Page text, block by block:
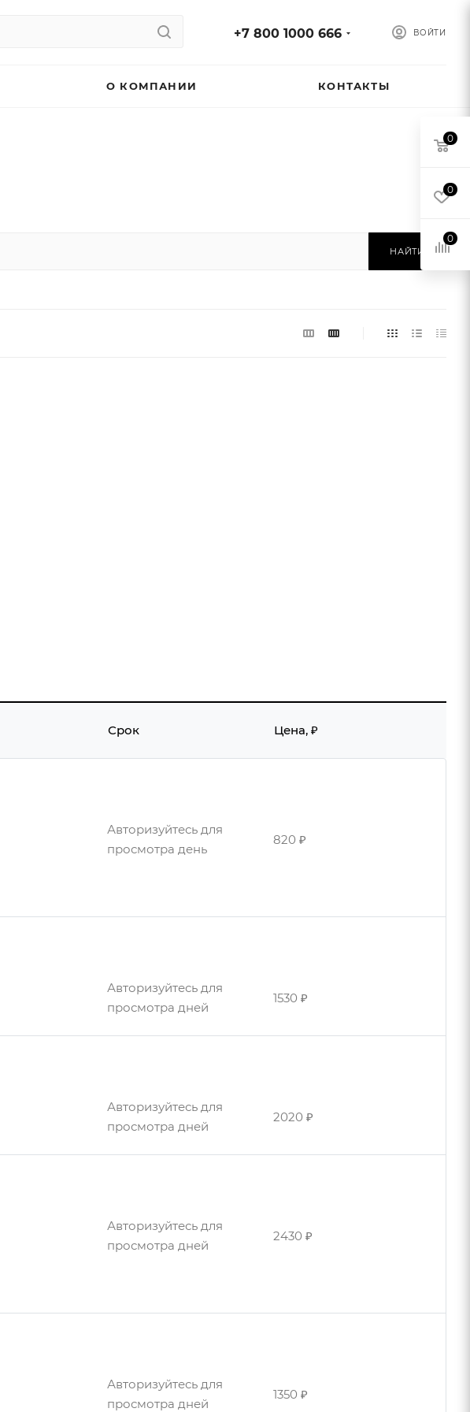
ВОЙТИ
+7 800 1000 666
О КОМПАНИИ КОНТАКТЫ
НАЙТИ
Срок Цена, ₽
Авторизуйтесь для
просмотра день
820 ₽
Авторизуйтесь для
просмотра дней
1530 ₽
Авторизуйтесь для
просмотра дней
2020 ₽
Авторизуйтесь для
просмотра дней
2430 ₽
Авторизуйтесь для
просмотра дней
1350 ₽
0
0
0